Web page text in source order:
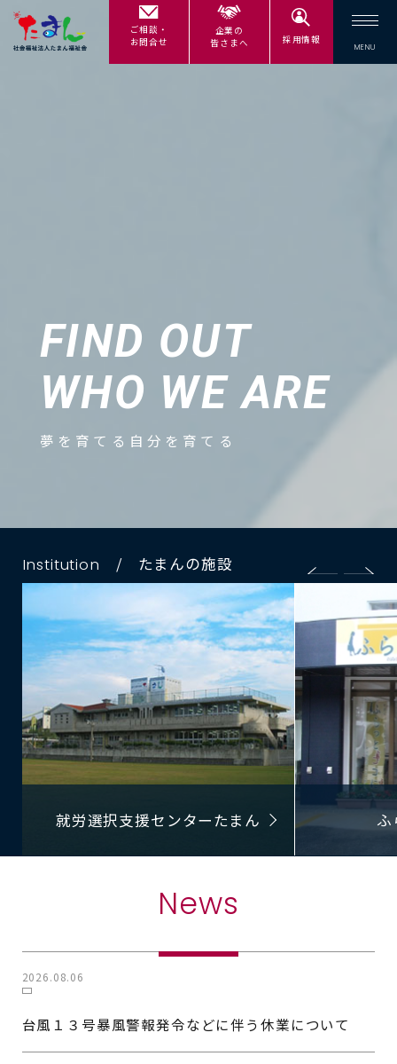
ご相談・
お問合せ
企業の
皆さまへ
採用情報
FIND OUT
WHO WE ARE
夢を育てる自分を育てる
Institution / たまんの施設
就労選択支援センターたまん ふ
News
2026.08.06
台風１３号暴風警報発令などに伴う休業について